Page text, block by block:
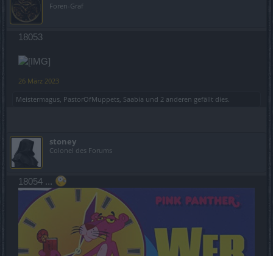
Foren-Graf
18053
26 März 2023
Meistermagus PastorOfMuppets Saabia und 2 anderen gefällt dies.
stoney
Colonel des Forums
18054 ...